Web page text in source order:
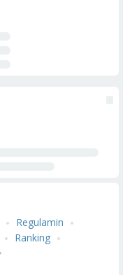
Regulamin
Ranking